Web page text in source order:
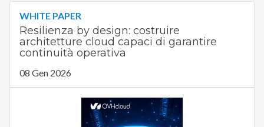
WHITE PAPER
Resilienza by design: costruire
architetture cloud capaci di garantire
continuità operativa
08 Gen 2026